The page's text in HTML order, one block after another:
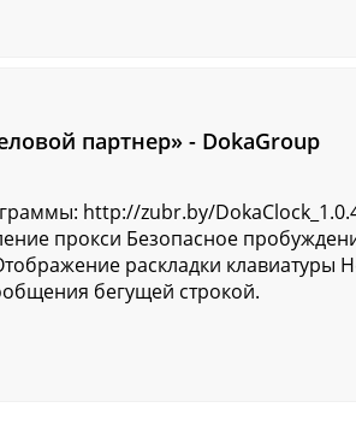
партнер» - DokaGroup
http://zubr.by/
прокси Безопасное
раскладки клавиатуры
бегущей строкой.